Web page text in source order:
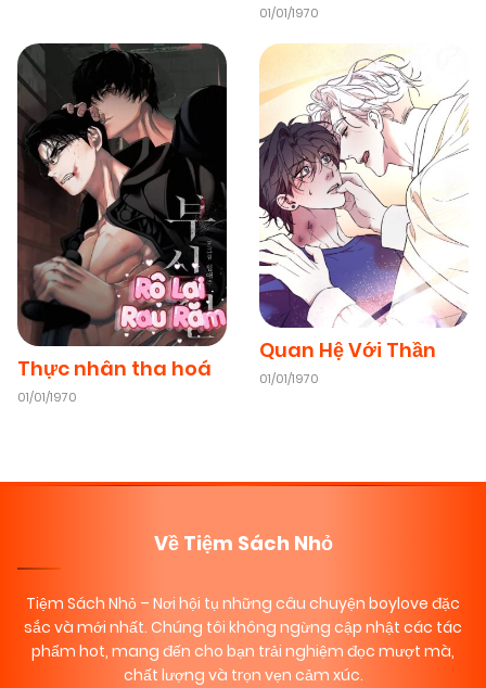
01/01/1970
Thực nhân tha hoá
01/01/1970
Quan Hệ Với Thần
01/01/1970
Về Tiệm Sách Nhỏ
Tiệm Sách Nhỏ – Nơi hội tụ những câu chuyện boylove đặc
sắc và mới nhất. Chúng tôi không ngừng cập nhật các tác
phẩm hot, mang đến cho bạn trải nghiệm đọc mượt mà,
chất lượng và trọn vẹn cảm xúc.